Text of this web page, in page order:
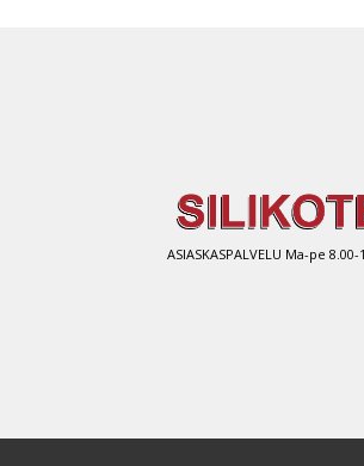
ASIASKASPALVELU Ma-pe